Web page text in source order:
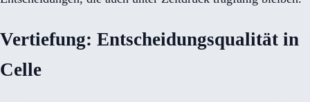
Vertiefung: Entscheidungsqualität in
Celle